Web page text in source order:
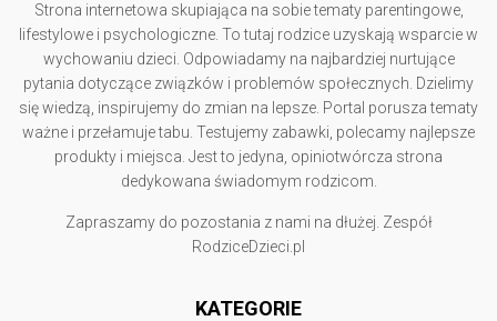
Strona internetowa skupiająca na sobie tematy parentingowe,
lifestylowe i psychologiczne. To tutaj rodzice uzyskają wsparcie w
wychowaniu dzieci. Odpowiadamy na najbardziej nurtujące
pytania dotyczące związków i problemów społecznych. Dzielimy
się wiedzą, inspirujemy do zmian na lepsze. Portal porusza tematy
ważne i przełamuje tabu. Testujemy zabawki, polecamy najlepsze
produkty i miejsca. Jest to jedyna, opiniotwórcza strona
dedykowana świadomym rodzicom.
Zapraszamy do pozostania z nami na dłużej. Zespół
RodziceDzieci.pl
KATEGORIE